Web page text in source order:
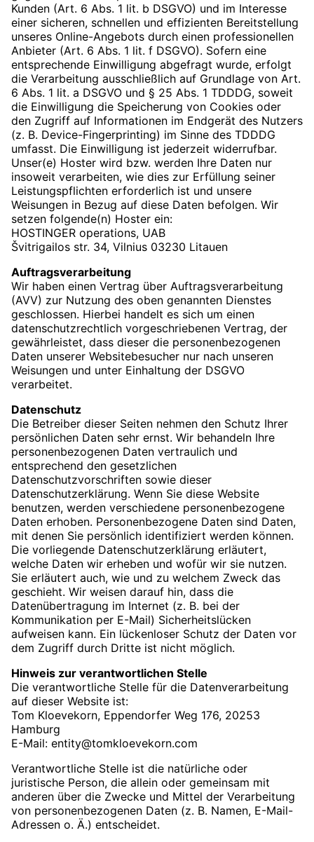
Kunden (Art. 6 Abs. 1 lit. b DSGVO) und im Interesse
einer sicheren, schnellen und effizienten Bereitstellung
unseres Online-Angebots durch einen professionellen
Anbieter (Art. 6 Abs. 1 lit. f DSGVO). Sofern eine
entsprechende Einwilligung abgefragt wurde, erfolgt
die Verarbeitung ausschließlich auf Grundlage von Art.
6 Abs. 1 lit. a DSGVO und § 25 Abs. 1 TDDDG, soweit
die Einwilligung die Speicherung von Cookies oder
den Zugriff auf Informationen im Endgerät des Nutzers
(z. B. Device-Fingerprinting) im Sinne des TDDDG
umfasst. Die Einwilligung ist jederzeit widerrufbar.
Unser(e) Hoster wird bzw. werden Ihre Daten nur
insoweit verarbeiten, wie dies zur Erfüllung seiner
Leistungspflichten erforderlich ist und unsere
Weisungen in Bezug auf diese Daten befolgen. Wir
setzen folgende(n) Hoster ein:
HOSTINGER operations, UAB
Švitrigailos str. 34, Vilnius 03230 Litauen
Auftragsverarbeitung
Wir haben einen Vertrag über Auftragsverarbeitung
(AVV) zur Nutzung des oben genannten Dienstes
geschlossen. Hierbei handelt es sich um einen
datenschutzrechtlich vorgeschriebenen Vertrag, der
gewährleistet, dass dieser die personenbezogenen
Daten unserer Websitebesucher nur nach unseren
Weisungen und unter Einhaltung der DSGVO
verarbeitet.
Datenschutz
Die Betreiber dieser Seiten nehmen den Schutz Ihrer
persönlichen Daten sehr ernst. Wir behandeln Ihre
personenbezogenen Daten vertraulich und
entsprechend den gesetzlichen
Datenschutzvorschriften sowie dieser
Datenschutzerklärung. Wenn Sie diese Website
benutzen, werden verschiedene personenbezogene
Daten erhoben. Personenbezogene Daten sind Daten,
mit denen Sie persönlich identifiziert werden können.
Die vorliegende Datenschutzerklärung erläutert,
welche Daten wir erheben und wofür wir sie nutzen.
Sie erläutert auch, wie und zu welchem Zweck das
geschieht. Wir weisen darauf hin, dass die
Datenübertragung im Internet (z. B. bei der
Kommunikation per E-Mail) Sicherheitslücken
aufweisen kann. Ein lückenloser Schutz der Daten vor
dem Zugriff durch Dritte ist nicht möglich.
Hinweis zur verantwortlichen Stelle
Die verantwortliche Stelle für die Datenverarbeitung
auf dieser Website ist:
Tom Kloevekorn, Eppendorfer Weg 176, 20253
Hamburg
E-Mail: entity@tomkloevekorn.com
Verantwortliche Stelle ist die natürliche oder
juristische Person, die allein oder gemeinsam mit
anderen über die Zwecke und Mittel der Verarbeitung
von personenbezogenen Daten (z. B. Namen, E-Mail-
Adressen o. Ä.) entscheidet.